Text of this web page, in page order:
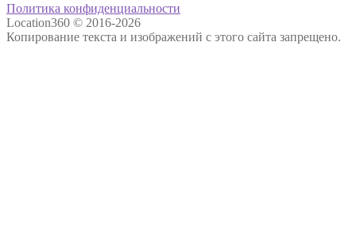
Политика конфиденциальности
Location360 © 2016-2026
Копирование текста и изображений с этого сайта запрещено.